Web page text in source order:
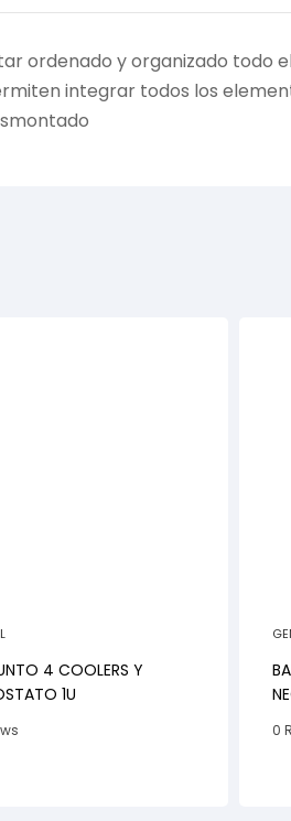
ordenado y organizado todo
integrar todos los
4 COOLERS Y
1U
0